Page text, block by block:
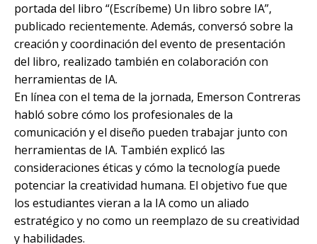
portada del libro “(Escríbeme) Un libro sobre IA”,
publicado recientemente. Además, conversó sobre la
creación y coordinación del evento de presentación
del libro, realizado también en colaboración con
herramientas de IA.
En línea con el tema de la jornada, Emerson Contreras
habló sobre cómo los profesionales de la
comunicación y el diseño pueden trabajar junto con
herramientas de IA. También explicó las
consideraciones éticas y cómo la tecnología puede
potenciar la creatividad humana. El objetivo fue que
los estudiantes vieran a la IA como un aliado
estratégico y no como un reemplazo de su creatividad
y habilidades.